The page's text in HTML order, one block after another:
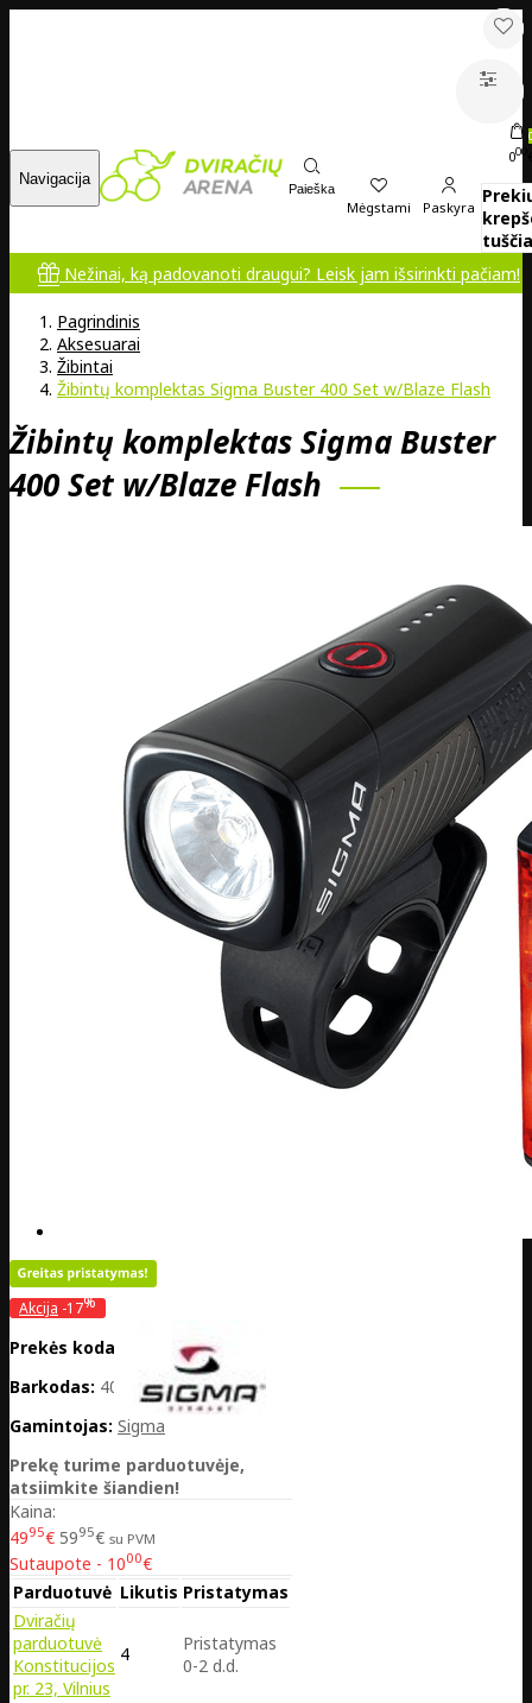
Navigacija
Paieška
Mėgstami Paskyra
000
Nežinai, ką padovanoti draugui? Leisk jam išsirinkti pačiam!
Pagrindinis
Aksesuarai
Žibintai
Žibintų komplektas Sigma Buster 400 Set w/Blaze Flash
Žibintų komplektas Sigma Buster
400 Set w/Blaze Flash
Akcija -17%
Prekės kodas:
LV12-19620
Barkodas: 4016224196203
Gamintojas: Sigma
Prekę turime parduotuvėje,
atsiimkite šiandien!
Kaina:
4995€ 5995€ su PVM
Sutaupote - 1000€
Parduotuvė Likutis Pristatymas
Dviračių
parduotuvė
Konstitucijos
pr. 23, Vilnius
4
Pristatymas
0-2 d.d.